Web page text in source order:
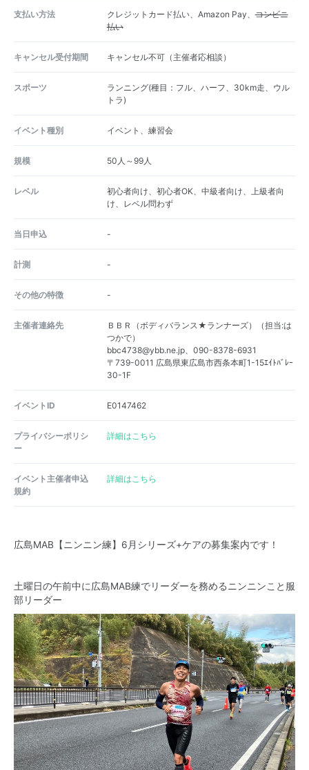
支払い方法 クレジットカード払い、Amazon Pay、コンビニ
払い
キャンセル受付期間 キャンセル不可（主催者応相談）
スポーツ
ランニング(種目：フル、ハーフ、30km走、ウル
トラ)
イベント種別 イベント、練習会
規模 50人～99人
レベル
初心者向け、初心者OK、中級者向け、上級者向
け、レベル問わず
当日申込 -
計測 -
その他の特徴 -
主催者連絡先
ＢＢＲ（ボディバランス★ランナーズ）（担当:は
つかで）
bbc4738@ybb.ne.jp、090-8378-6931
〒739-0011 広島県東広島市西条本町1-15ｴｲﾄﾊﾞﾚｰ
30-1F
イベントID E0147462
プライバシーポリシ
ー
詳細はこちら
イベント主催者申込
規約
詳細はこちら
広島MAB【ニンニン練】6月シリーズ+ケアの募集案内です！
土曜日の午前中に広島MAB練でリーダーを務めるニンニンこと服
部リーダー